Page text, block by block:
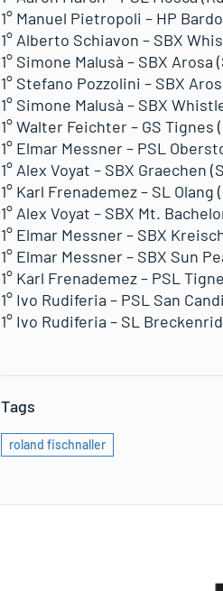
1° Manuel Pietropoli – HP
1° Alberto Schiavon – SBX
1° Simone Malusà – SBX Arosa
1° Stefano Pozzolini – SBX
1° Simone Malusà – SBX
1° Walter Feichter – GS Tignes
1° Elmar Messner – PSL
1° Alex Voyat – SBX Graechen
1° Karl Frenademez – SL Olang
1° Alex Voyat – SBX Mt.
1° Elmar Messner – SBX
1° Elmar Messner – SBX Sun
1° Karl Frenademez – PSL
1° Ivo Rudiferia – PSL San
1° Ivo Rudiferia – SL
Tags
roland fischnaller